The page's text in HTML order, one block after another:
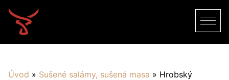
Úvod » Sušené salámy, sušená masa » Hrobský